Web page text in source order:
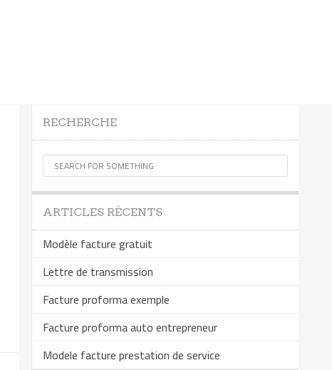
RECHERCHE
ARTICLES RÉCENTS
Modèle facture gratuit
Lettre de transmission
Facture proforma exemple
Facture proforma auto entrepreneur
Modele facture prestation de service